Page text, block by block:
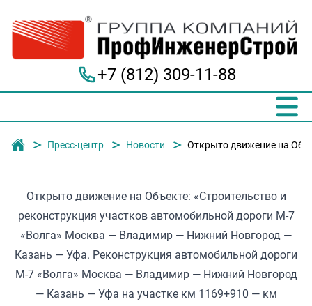
+7 (812) 309-11-88
Группа компаний "ПрофИнженерСтрой"
Пресс-центр Новости Открыто движение на
Открыто движение на Объекте: «Строительство и
реконструкция участков автомобильной дороги М-7
«Волга» Москва — Владимир — Нижний Новгород —
Казань — Уфа. Реконструкция автомобильной дороги
М-7 «Волга» Москва — Владимир — Нижний Новгород
— Казань — Уфа на участке км 1169+910 — км